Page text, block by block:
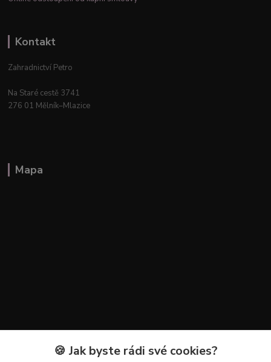
Kontakt
Zahradnictví Petro
Na Staré cestě 3741
276 01 Mělník–Mlazice
Mapa
Kontakty🍪 Jak byste rádi své cookies?